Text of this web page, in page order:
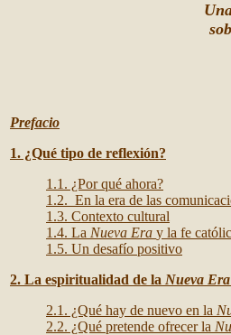
Prefacio
1. ¿Qué tipo de reflexión?
1.1. ¿Por qué ahora?
1.2. En la era de las
1.3. Contexto cultural
1.4. La Nueva Era y la fe
1.5. Un desafío positivo
2. La espiritualidad de la Nueva Era
2.1. ¿Qué hay de nuevo en la
2.2. ¿Qué pretende ofrecer la